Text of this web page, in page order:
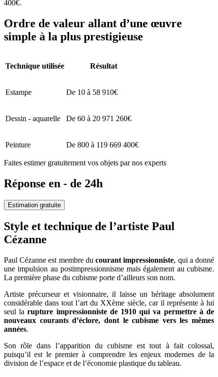
400€.
Ordre de valeur allant d’une œuvre
simple à la plus prestigieuse
Technique utilisée Résultat
Estampe De 10 à 58 910€
Dessin - aquarelle De 60 à 20 971 260€
Peinture De 800 à 119 669 400€
Faites estimer gratuitement vos objets par nos experts
Réponse en - de 24h
Estimation gratuite
Style et technique de l’artiste Paul
Cézanne
Paul Cézanne est membre ducourant impressionniste, qui a donné
une impulsion au postimpressionnisme mais également au cubisme.
La première phase du cubisme porte d’ailleurs son nom.
Artiste précurseur et visionnaire, il laisse un héritage absolument
considérable dans tout l’art du XXème siècle, car il représente à lui
seul la rupture impressionniste de 1910 qui va permettre à de
nouveaux courants d’éclore, dont le cubisme vers les mêmes
années.
Son rôle dans l’apparition du cubisme est tout à fait colossal,
puisqu’il est le premier à comprendre les enjeux modernes de la
division de l’espace et de l’économie plastique du tableau.